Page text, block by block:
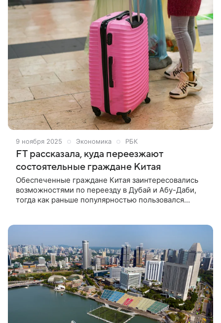
9 ноября 2025 Экономика РБК
FT рассказала, куда переезжают
состоятельные граждане Китая
Обеспеченные граждане Китая заинтересовались
возможностями по переезду в Дубай и Абу-Даби,
тогда как раньше популярностью пользовался
открыть офисы в странах Персидского залива,
сообщает Financial Times (FT) со ссылкой на
частных банкиров и консультантов по работе с
такими клиентами.